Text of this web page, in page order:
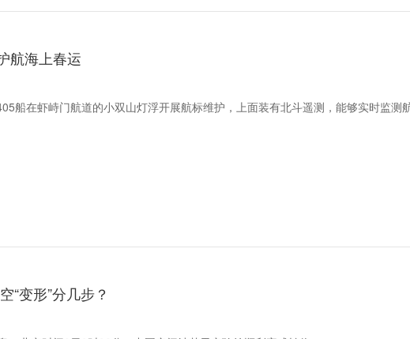
航海上春运
船在虾峙门航道的小双山灯浮开展航标维护，上面装有北斗遥测，能够实时监测
“变形”分几步？